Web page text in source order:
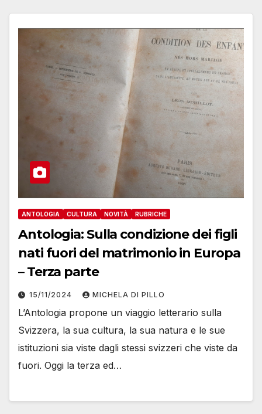
ANTOLOGIA CULTURA NOVITÀ RUBRICHE
Antologia: Sulla condizione dei figli
nati fuori del matrimonio in Europa
– Terza parte
15/11/2024 MICHELA DI PILLO
L’Antologia propone un viaggio letterario sulla
Svizzera, la sua cultura, la sua natura e le sue
istituzioni sia viste dagli stessi svizzeri che viste da
fuori. Oggi la terza ed…